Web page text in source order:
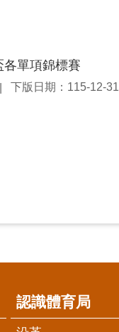
單項錦標賽
下版日期：115-12-31
認識體育局